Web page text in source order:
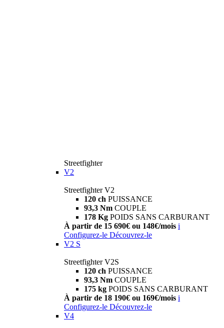
Streetfighter
V2
Streetfighter V2
120 ch PUISSANCE
93,3 Nm COUPLE
178 Kg POIDS SANS CARBURANT
À partir de 15 690€ ou 148€/mois i
Configurez-le Découvrez-le
V2 S
Streetfighter V2S
120 ch PUISSANCE
93,3 Nm COUPLE
175 kg POIDS SANS CARBURANT
À partir de 18 190€ ou 169€/mois i
Configurez-le Découvrez-le
V4